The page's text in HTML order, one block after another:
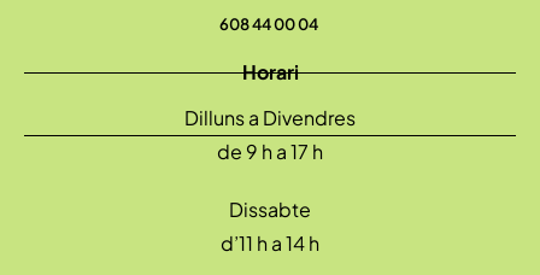
608 44 00 04
Horari
Dilluns a Divendres
de 9 h a 17 h
Dissabte
d’11 h a 14 h